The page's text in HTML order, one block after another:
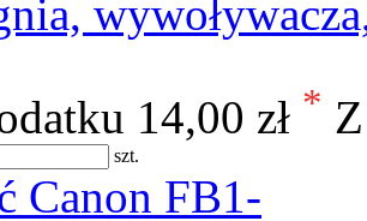
14,00 zł *
szt.